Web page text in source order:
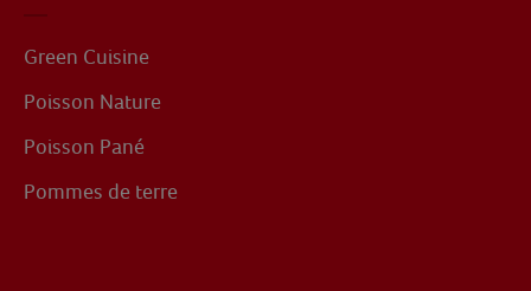
Green Cuisine
Poisson Nature
Poisson Pané
Pommes de terre